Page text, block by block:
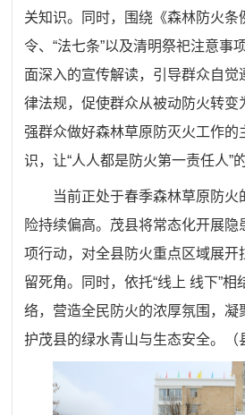
关知识。同时，围绕《森林防火条
令、“法七条”以及清明祭祀注意事
面深入的宣传解读，引导群众自觉
律法规，促使群众从被动防火转变
强群众做好森林草原防灭火工作的
识，让“人人都是防火第一责任人”
当前正处于春季森林草原防火
险持续偏高。茂县将常态化开展隐
项行动，对全县防火重点区域展开
留死角。同时，依托“线上 线下”相
络，营造全民防火的浓厚氛围，凝
护茂县的绿水青山与生态安全。（